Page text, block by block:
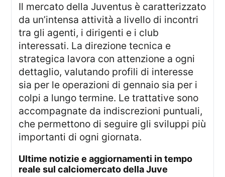
Il mercato della Juventus è caratterizzato
da un’intensa attività a livello di incontri
tra gli agenti, i dirigenti e i club
interessati. La direzione tecnica e
strategica lavora con attenzione a ogni
dettaglio, valutando profili di interesse
sia per le operazioni di gennaio sia per i
colpi a lungo termine. Le trattative sono
accompagnate da indiscrezioni puntuali,
che permettono di seguire gli sviluppi più
importanti di ogni giornata.
Ultime notizie e aggiornamenti in tempo
reale sul calciomercato della Juve